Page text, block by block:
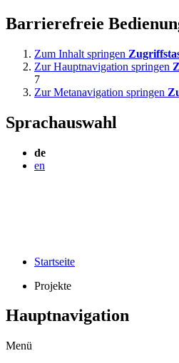
Barrierefreie
Zum Inhalt springen
Zur Hauptnavigation springen
7
Zur Metanavigation springen
Sprachauswahl
de
en
Startseite
Projekte
Hauptnavigation
Menü